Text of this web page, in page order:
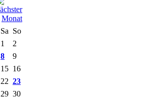
Sa So
1
2
8
9
15 16
22 23
29 30